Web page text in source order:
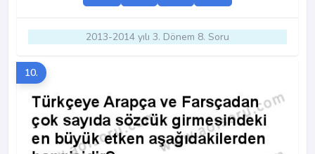
2013-2014 yılı 3. Dönem 8. Soru
10.